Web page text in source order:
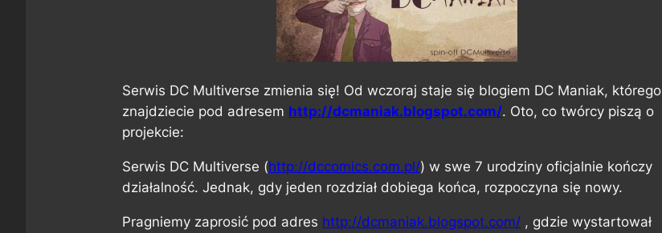
Serwis DC Multiverse zmienia się! Od wczoraj staje się blogiem DC Maniak, którego
znajdziecie pod adresem http://dcmaniak.blogspot.com/. Oto, co twórcy piszą o
projekcie:
Serwis DC Multiverse (http://dccomics.com.pl/) w swe 7 urodziny oficjalnie kończy
działalność. Jednak, gdy jeden rozdział dobiega końca, rozpoczyna się nowy.
Pragniemy zaprosić pod adres http://dcmaniak.blogspot.com/ , gdzie wystartował